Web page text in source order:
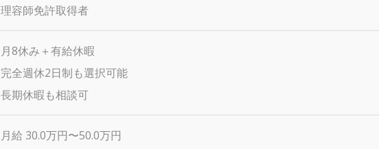
理容師免許取得者
月8休み＋有給休暇
完全週休2日制も選択可能
長期休暇も相談可
月給 30.0万円〜50.0万円